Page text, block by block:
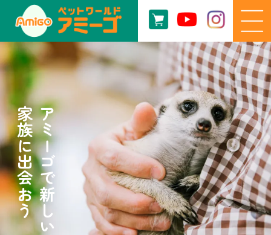
アミーゴで新しい
家族に出会おう